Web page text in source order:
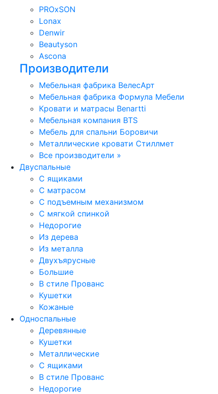
PROxSON
Lonax
Denwir
Beautyson
Ascona
Производители
Мебельная фабрика ВелесАрт
Мебельная фабрика Формула Мебели
Кровати и матрасы Benartti
Мебельная компания BTS
Мебель для спальни Боровичи
Металлические кровати Стиллмет
Все производители »
Двуспальные
С ящиками
С матрасом
С подъемным механизмом
С мягкой спинкой
Недорогие
Из дерева
Из металла
Двухъярусные
Большие
В стиле Прованс
Кушетки
Кожаные
Односпальные
Деревянные
Кушетки
Металлические
С ящиками
В стиле Прованс
Недорогие